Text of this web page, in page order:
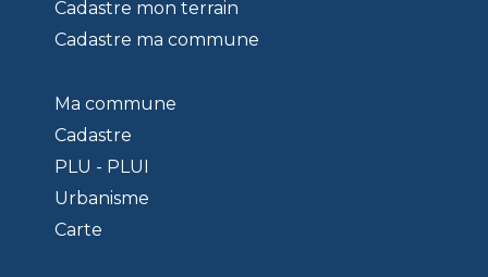
Cadastre mon terrain
Cadastre ma commune
Ma commune
Cadastre
PLU - PLUI
Urbanisme
Carte